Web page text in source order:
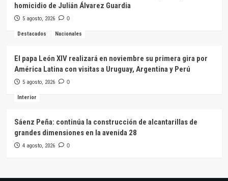
homicidio de Julián Álvarez Guardia
5 agosto, 2026 0
Destacados Nacionales
El papa León XIV realizará en noviembre su primera gira por
América Latina con visitas a Uruguay, Argentina y Perú
5 agosto, 2026 0
Interior
Sáenz Peña: continúa la construcción de alcantarillas de
grandes dimensiones en la avenida 28
4 agosto, 2026 0